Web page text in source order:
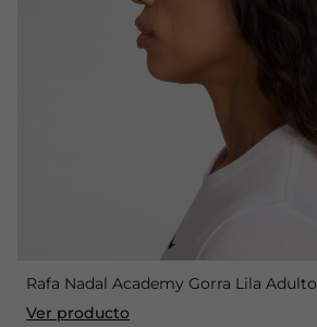
Rafa Nadal Academy Gorra Lila Adulto
Ver producto